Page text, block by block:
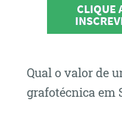
CLIQUE
Qual o valor de
grafotécnica em